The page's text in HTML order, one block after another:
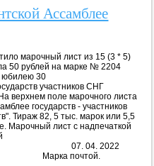
Ассамблее
марочный лист из 15 (3 * 5)
50 рублей на марке № 2204
юбилею 30
участников СНГ
верхнем поле марочного листа
государств - участников
Тираж 82, 5 тыс. марок или 5,5
Марочный лист с надпечаткой
04. 2022